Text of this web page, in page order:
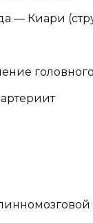
— Киари